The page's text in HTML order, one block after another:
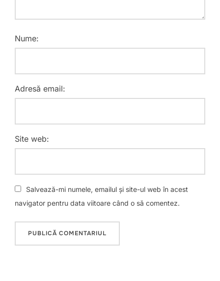
Nume:
Adresă email:
Site web:
Salvează-mi numele, emailul și site-ul web în acest
navigator pentru data viitoare când o să comentez.